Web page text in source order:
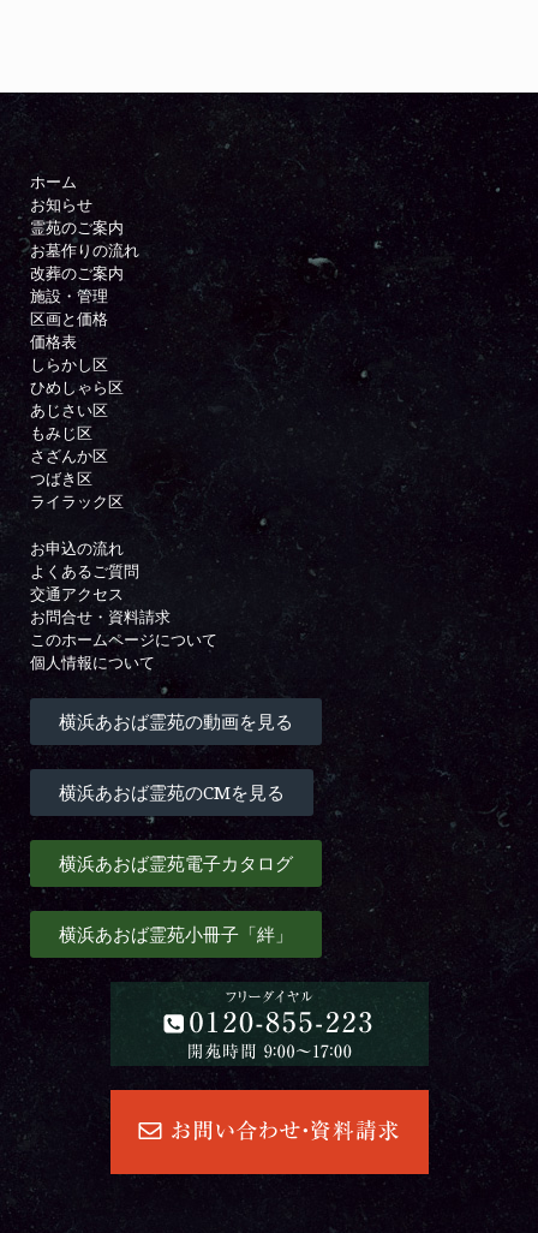
ホーム
お知らせ
霊苑のご案内
お墓作りの流れ
改葬のご案内
施設・管理
区画と価格
価格表
しらかし区
ひめしゃら区
あじさい区
もみじ区
さざんか区
つばき区
ライラック区
お申込の流れ
よくあるご質問
交通アクセス
お問合せ・資料請求
このホームページについて
個人情報について
横浜あおば霊苑の動画を見る
横浜あおば霊苑のCMを見る
横浜あおば霊苑電子カタログ
横浜あおば霊苑小冊子「絆」